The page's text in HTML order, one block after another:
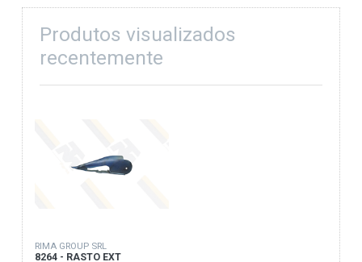
Produtos visualizados
recentemente
RIMA GROUP SRL
8264 - RASTO EXT